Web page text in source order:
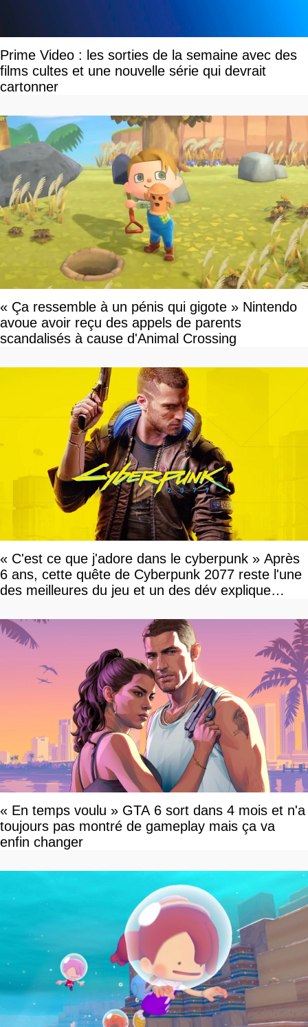
Prime Video : les sorties de la semaine avec des
films cultes et une nouvelle série qui devrait
cartonner
« Ça ressemble à un pénis qui gigote » Nintendo
avoue avoir reçu des appels de parents
scandalisés à cause d'Animal Crossing
« C'est ce que j'adore dans le cyberpunk » Après
6 ans, cette quête de Cyberpunk 2077 reste l'une
des meilleures du jeu et un des dév explique
« En temps voulu » GTA 6 sort dans 4 mois et n'a
toujours pas montré de gameplay mais ça va
enfin changer